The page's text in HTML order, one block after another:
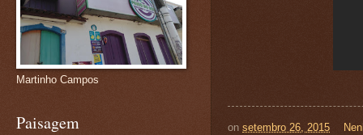
on setembro 26, 2015
Martinho Campos
Paisagem